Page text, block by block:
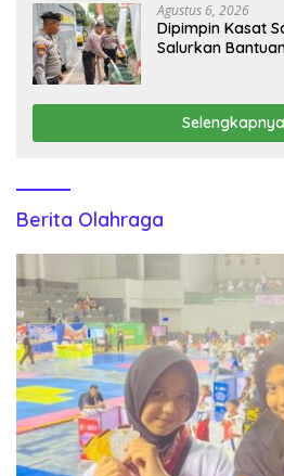
Agustus 6, 2026
Dipimpin Kasat
Salurkan
Selengkapnya
Berita Olahraga